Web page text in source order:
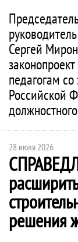
Сергей
педагогам
Российской
28 июля 2026
решения